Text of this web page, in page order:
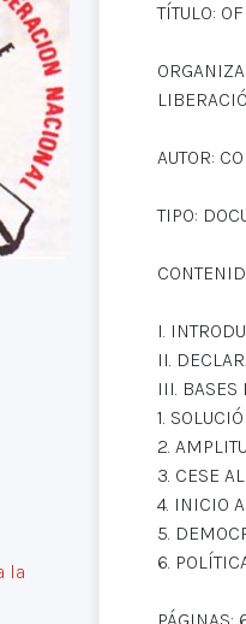
la
TÍTULO:
AUTOR:
TIPO:
I.
II.
III. BASES
1.
2.
3. CESE
4. INICIO
5.
6.